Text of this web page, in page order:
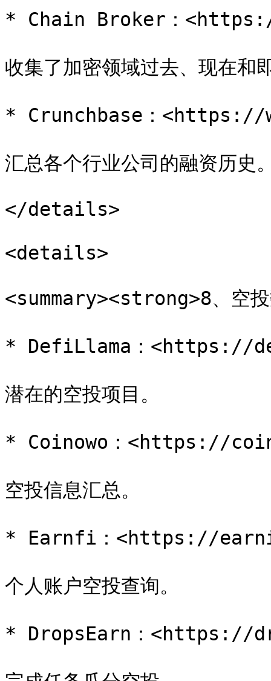
* Chain Broker：
收集了加密领域过去、现在和
* Crunchbase：<https://
汇总各个行业公司的融资历史
</details>
<details>
<summary><strong>8、空
* DefiLlama：<https://
潜在的空投项目。
* Coinowo：<https://
空投信息汇总。
* Earnfi：<https://
个人账户空投查询。
* DropsEarn：<https://